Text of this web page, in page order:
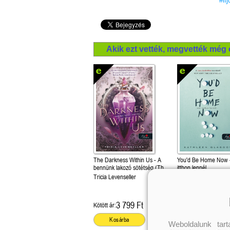
Akik ezt vették, megvették még
The Darkness Within Us - A
bennünk lakozó sötétség (The
Shadows Between Us 2.)
Tricia Levenseller
Kötött ár:3 799 Ft
Kosárba
You'd Be Home Now
itthon lennél
Kosárba
Weboldalunk